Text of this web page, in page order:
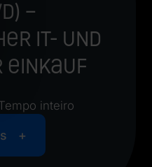
–
IT- und
inteiro